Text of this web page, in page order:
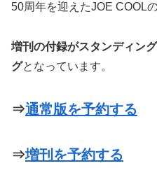
50周年を迎えたJOE COOL
増刊の付録がスタンディン
グとなっています。
⇒通常版を予約する
⇒増刊を予約する